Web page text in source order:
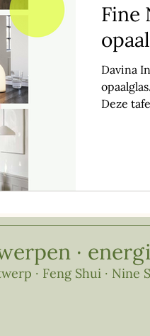
Fine
Davina
Deze
·
· Feng Shui · Nine